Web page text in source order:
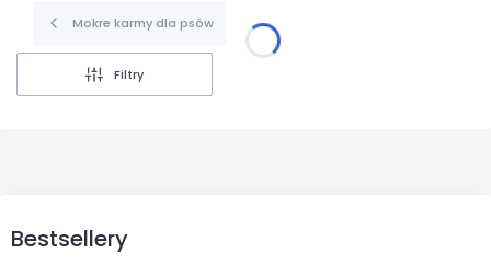
Mokre karmy dla psów
Filtry
Bestsellery